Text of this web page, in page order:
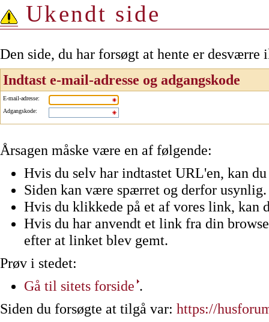
Ukendt side
Den side, du har forsøgt at hente er
Indtast e-mail-adresse og adgangskode
E-mail-adresse:
Adgangskode:
Årsagen måske være en af følgende:
Hvis du selv har indtastet URL'en, kan
Siden kan være spærret og derfor usynlig.
Hvis du klikkede på et af vores link, kan
Hvis du har anvendt et link fra din
efter at linket blev gemt.
Prøv i stedet:
Gå til sitets forside .
Siden du forsøgte at tilgå var: https://